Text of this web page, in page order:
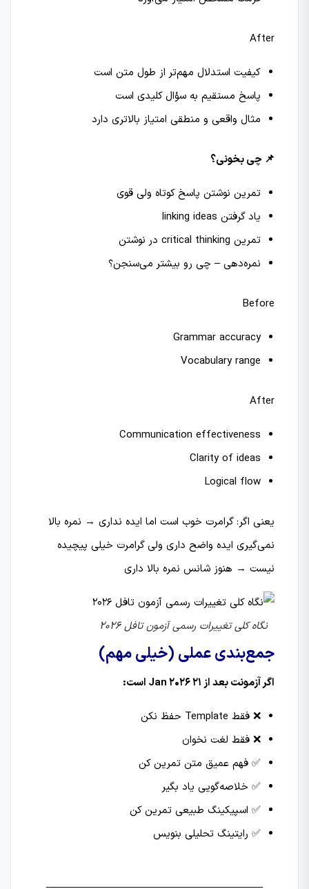
After
کیفیت استدلال مهم‌تر از طول متن است
پاسخ مستقیم به سؤال کلیدی است
مثال واقعی و منطقی امتیاز بالاتری دارد
📌 چی بخونی؟
تمرین نوشتن پاسخ کوتاه ولی قوی
یاد گرفتن linking ideas
تمرین critical thinking در نوشتن
نمره‌دهی – چی رو بیشتر می‌سنجن؟
Before
Grammar accuracy
Vocabulary range
After
Communication effectiveness
Clarity of ideas
Logical flow
یعنی اگر: گرامرت خوب است اما ایده نداری → نمره بالا
نمی‌گیری ایده واضح داری ولی گرامرت خیلی پیچیده
نیست → هنوز شانس نمره بالا داری
نگاه کلی تغییرات رسمی آزمون تافل 2026
جمع‌بندی عملی (خیلی مهم)
اگر آزمونت بعد از 21 Jan 2026 است:
❌ فقط Template حفظ نکن
❌ فقط لغت نخوان
✅ فهم عمیق متن تمرین کن
✅ خلاصه‌گویی یاد بگیر
✅ اسپیکینگ طبیعی تمرین کن
✅ رایتینگ تحلیلی بنویس